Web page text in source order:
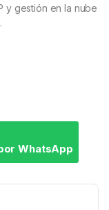
y gestión en la nube
WhatsApp